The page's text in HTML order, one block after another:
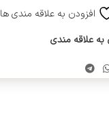
افزودن به علاقه مندی ها
به علاقه مندی